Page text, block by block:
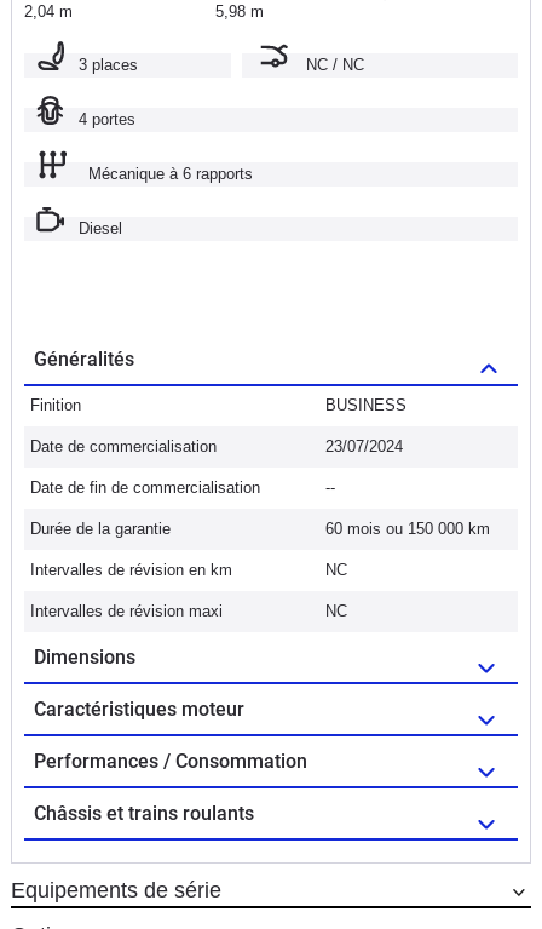
2,04 m 5,98 m
3 places NC / NC
4 portes
Mécanique à 6 rapports
Diesel
Généralités
Finition BUSINESS
Date de commercialisation 23/07/2024
Date de fin de commercialisation --
Durée de la garantie 60 mois ou 150 000 km
Intervalles de révision en km NC
Intervalles de révision maxi NC
Dimensions
Caractéristiques moteur
Performances / Consommation
Châssis et trains roulants
Equipements de série